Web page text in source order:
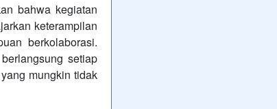
bahwa kegiatan
keterampilan
berkolaborasi.
setiap
mungkin tidak